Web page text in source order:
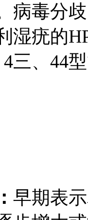
病毒分
湿疣的
三、44
早期表